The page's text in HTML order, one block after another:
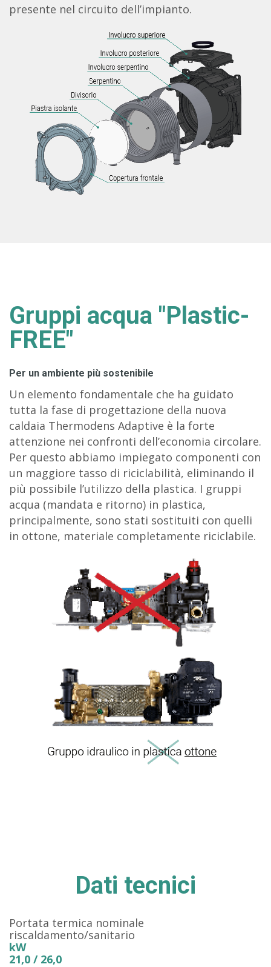
presente nel circuito dell’impianto.
Gruppi acqua "Plastic-
FREE"
Per un ambiente più sostenibile
Un elemento fondamentale che ha guidato
tutta la fase di progettazione della nuova
caldaia Thermodens Adaptive è la forte
attenzione nei confronti dell’economia circolare.
Per questo abbiamo impiegato componenti con
un maggiore tasso di riciclabilità, eliminando il
più possibile l’utilizzo della plastica. I gruppi
acqua (mandata e ritorno) in plastica,
principalmente, sono stati sostituiti con quelli
in ottone, materiale completamente riciclabile.
Dati tecnici
Portata termica nominale
riscaldamento/sanitario
kW
21,0 / 26,0